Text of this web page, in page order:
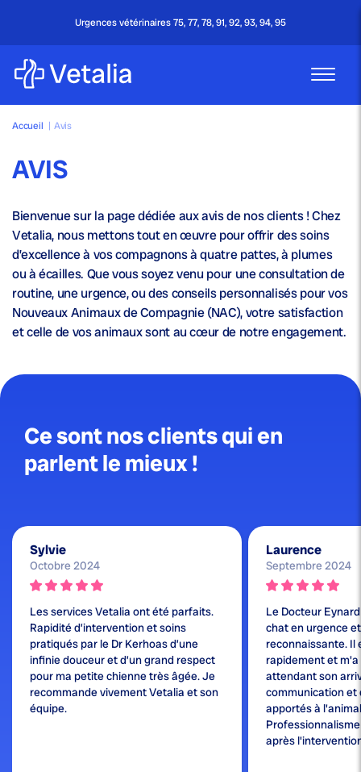
Urgences vétérinaires 75, 77, 78, 91, 92, 93, 94, 95
Accueil | Avis
AVIS
Bienvenue sur la page dédiée aux avis de nos clients ! Chez
Vetalia, nous mettons tout en œuvre pour offrir des soins
d’excellence à vos compagnons à quatre pattes, à plumes
ou à écailles. Que vous soyez venu pour une consultation de
routine, une urgence, ou des conseils personnalisés pour vos
Nouveaux Animaux de Compagnie (NAC), votre satisfaction
et celle de vos animaux sont au cœur de notre engagement.
Ce sont nos clients qui en
parlent le mieux !
Sylvie
Octobre 2024
Les services Vetalia ont été parfaits.
Rapidité d’intervention et soins
pratiqués par le Dr Kerhoas d’une
infinie douceur et d’un grand respect
pour ma petite chienne très âgée. Je
recommande vivement Vetalia et son
équipe.
Laurence
Septembre 2024
Le Docteur
chat en urgence
reconnaissante. Il
rapidement et m'a
attendant son
communication et
apportés à
après